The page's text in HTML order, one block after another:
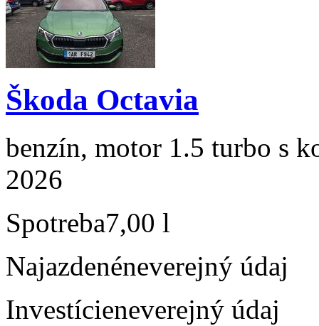
Škoda Octavia
benzín, motor 1.5 turbo s
2026
Spotreba7,00 l
Najazdenéneverejný údaj
Investícieneverejný údaj